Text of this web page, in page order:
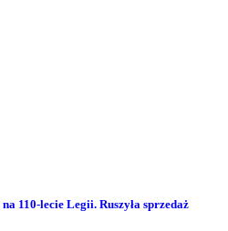
110-lecie Legii. Ruszyła sprzedaż